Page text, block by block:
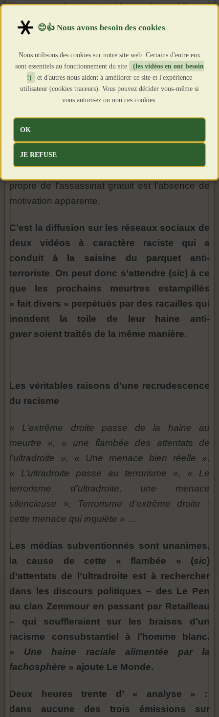
ayant pour but de troubler l’ordre public par
l’intimidation ou la terreur ».
prénom ont immédiatement été publié et qui,
cette fois, ne jouit pas de la qualification de
« présumé », n’a pas assassiné un Maghrébin
il avait des différends de longue date. Un
assassinat qui n’est pas non plus un «meurtre
totalement gratuit
avant les résultats de l’enquête), puisque le
propre de l’assassinat gratuit est l’absence de
motivation apparente.
C’est la diffusion sur les réseaux sociaux de
deux vidéos à caractère raciste qui a
conduit à la saisine du parquet anti-
terroriste. On peut donc s’attendre (sic) à ce
que les prochains meurtres estampillés
« fait divers » perpétués par des racailles qui
inondent la toile de leur haine anti-
gwersoient traités de la même manière.
Les véritables raisons d’une recrudescence
du racisme
« L’extrême droite passe de la haine au
meurtre », « une flambée des attentats de
l’ultradroite », « Une menace bien réelle »,
« L’ultradroite passe au terrorisme », « Le
terrorisme d’ultradroite, une menace
silencieuse », Terrorisme d’extrême droite :
cette menace qui inquiète » …
Les médias subventionnés sont unanimes,
la cause de cette « flambée » (sic)
d’attentats de l’ultradroite est à rechercher
dans les discours politiques – des Le Pen
au clan Zemmour en passant par Retailleau
– qui souffleraient sur les braises d’un
racisme consubstantiel à l’homme blanc.
« Une haine raciale alimentée par la
fachosphère » ajoute Le Monde.
Deux heures trente d’ « analyse » :
dans aucune des trois émissions sur
Nous utilisons des cookies sur notre site web. Certains d'entre eux
sont essentiels au fonctionnement du site
(les vidéos en ont besoin
!)
et d'autres nous aident à améliorer ce site et l'expérience
utilisateur (cookies traceurs). Vous pouvez décider vous-même si
vous autorisez ou non ces cookies.
OK
JE REFUSE